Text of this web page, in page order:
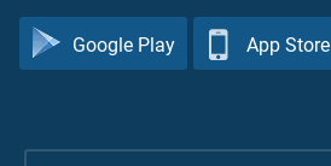
Google Play App Store